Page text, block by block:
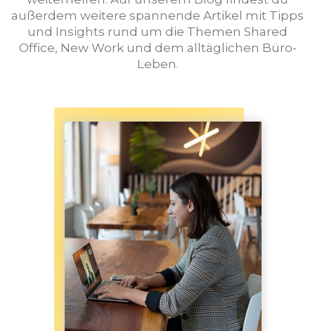
außerdem weitere spannende Artikel mit Tipps
und Insights rund um die Themen Shared
Office, New Work und dem alltäglichen Büro-
Leben.